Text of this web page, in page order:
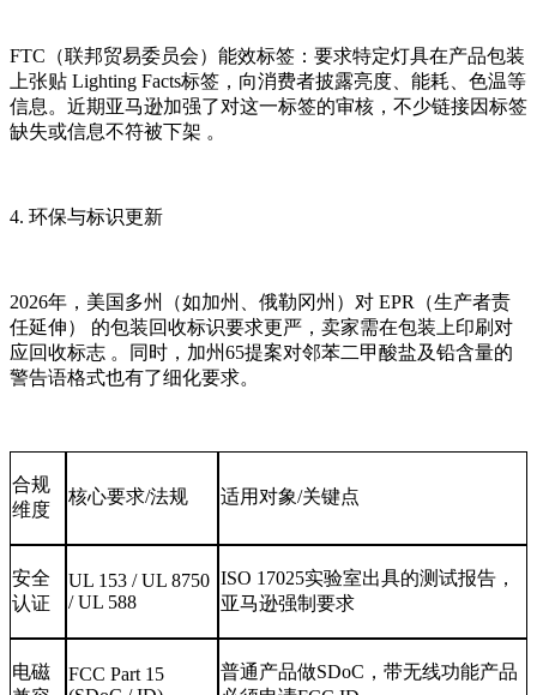
FTC（联邦贸易委员会）能效标签：要求特定灯具在产品包装
上张贴 Lighting Facts标签，向消费者披露亮度、能耗、色温等
信息。近期亚马逊加强了对这一标签的审核，不少链接因标签
缺失或信息不符被下架 。
4. 环保与标识更新
2026年，美国多州（如加州、俄勒冈州）对 EPR（生产者责
任延伸） 的包装回收标识要求更严，卖家需在包装上印刷对
应回收标志 。同时，加州65提案对邻苯二甲酸盐及铅含量的
警告语格式也有了细化要求。
合规
维度
核心要求/法规 适用对象/关键点
安全
认证
UL 153 / UL 8750
/ UL 588
ISO 17025实验室出具的测试报告，
亚马逊强制要求
电磁
FCC Part 15
普通产品做SDoC，带无线功能产品